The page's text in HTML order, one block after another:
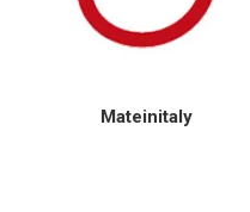
Mateinitaly